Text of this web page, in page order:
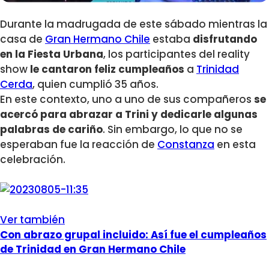
Durante la madrugada de este sábado mientras la
casa de Gran Hermano Chile estaba disfrutando
en la Fiesta Urbana, los participantes del reality
show le cantaron feliz cumpleaños a Trinidad
Cerda, quien cumplió 35 años.
En este contexto, uno a uno de sus compañeros se
acercó para abrazar a Trini y dedicarle algunas
palabras de cariño. Sin embargo, lo que no se
esperaban fue la reacción de Constanza en esta
celebración.
Ver también
Con abrazo grupal incluido: Así fue el cumpleaños
de Trinidad en Gran Hermano Chile